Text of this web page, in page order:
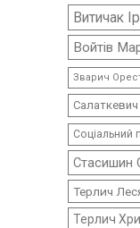
Витичак
Войтів
Зварич
Салаткевич
Соціальний
Стасишин
Терлич
Терлич